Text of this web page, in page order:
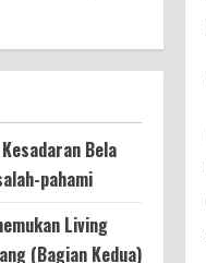
Bela
pahami
Living
(Bagian Kedua)